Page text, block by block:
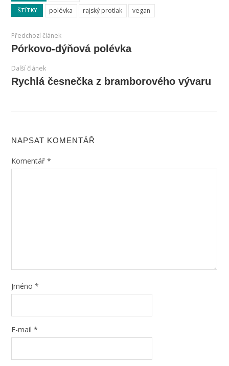
ŠTÍTKY polévka rajský protlak vegan
Předchozí článek
Pórkovo-dýňová polévka
Další článek
Rychlá česnečka z bramborového vývaru
NAPSAT KOMENTÁŘ
Komentář*
Jméno*
E-mail*